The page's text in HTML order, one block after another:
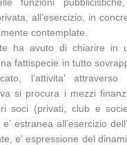
all’esercizio, in
contemplate.
ha avuto di chiarire in
fattispecie in tutto
l’attivita’
si procura i mezzi
soci (privati, club e
estranea all’esercizio
e’ espressione del